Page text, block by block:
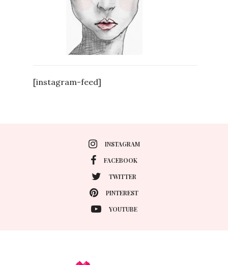
[instagram-feed]
INSTAGRAM
FACEBOOK
TWITTER
PINTEREST
YOUTUBE